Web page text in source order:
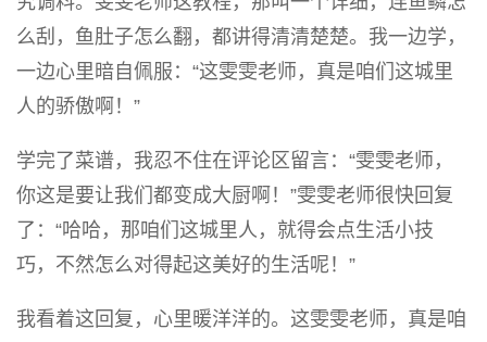
么刮，鱼肚子怎么翻，都讲得清清楚楚。我一边学，
一边心里暗自佩服：“这雯雯老师，真是咱们这城里
人的骄傲啊！”
学完了菜谱，我忍不住在评论区留言：“雯雯老师，
你这是要让我们都变成大厨啊！”雯雯老师很快回复
了：“哈哈，那咱们这城里人，就得会点生活小技
巧，不然怎么对得起这美好的生活呢！”
我看着这回复，心里暖洋洋的。这雯雯老师，真是咱